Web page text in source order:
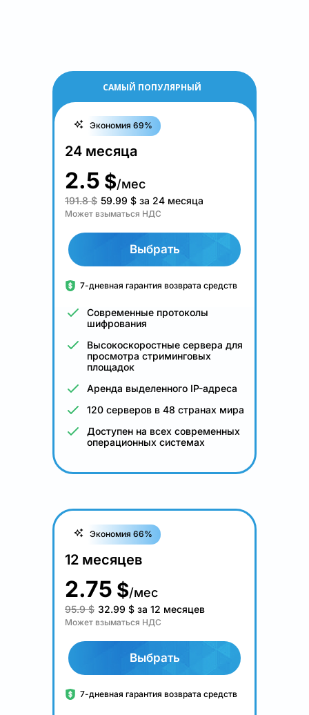
САМЫЙ ПОПУЛЯРНЫЙ
Экономия 69%
24 месяца
2.5 $/мес
191.8 $ 59.99 $ за 24 месяца
Может взыматься НДС
Выбрать
7-дневная гарантия возврата средств
Современные протоколы
шифрования
Высокоскоростные сервера для
просмотра стриминговых
площадок
Аренда выделенного IP-адреса
120 серверов в 48 странах мира
Доступен на всех современных
операционных системах
Экономия 66%
12 месяцев
2.75 $/мес
95.9 $ 32.99 $ за 12 месяцев
Может взыматься НДС
Выбрать
7-дневная гарантия возврата средств